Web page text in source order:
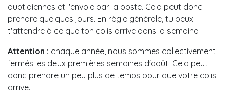
quotidiennes et l'envoie par la poste. Cela peut donc
prendre quelques jours. En règle générale, tu peux
t'attendre à ce que ton colis arrive dans la semaine.
Attention : chaque année, nous sommes collectivement
fermés les deux premières semaines d'août. Cela peut
donc prendre un peu plus de temps pour que votre colis
arrive.